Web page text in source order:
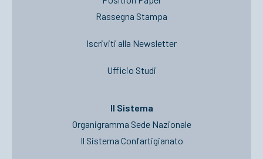
Rassegna Stampa
Iscriviti alla Newsletter
Ufficio Studi
Il Sistema
Organigramma Sede Nazionale
Il Sistema Confartigianato